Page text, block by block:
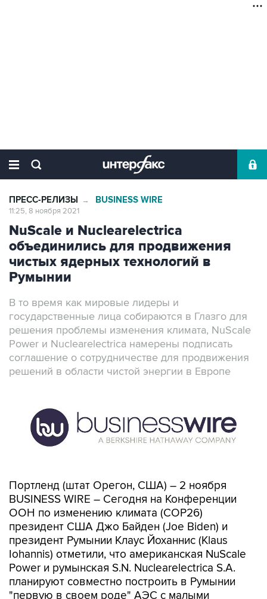
ПРЕСС-РЕЛИЗЫ → BUSINESS WIRE
11:25, 8 ноября 2021
NuScale и Nuclearelectrica
объединились для продвижения
чистых ядерных технологий в
Румынии
В то время как мировые лидеры и
государственные лица собираются в Глазго для
решения проблемы изменения климата, NuScale
Power и Nuclearelectrica намерены подписать
соглашение о сотрудничестве для продвижения
решений в области чистой энергии в Европе
Портленд (штат Орегон, США) – 2 ноября
BUSINESS WIRE – Сегодня на Конференции
ООН по изменению климата (COP26)
президент США Джо Байден (Joe Biden) и
президент Румынии Клаус Йоханнис (Klaus
Iohannis) отметили, что американская NuScale
Power и румынская S.N. Nuclearelectrica S.A.
планируют совместно построить в Румынии
"первую в своем роде" АЭС с малыми